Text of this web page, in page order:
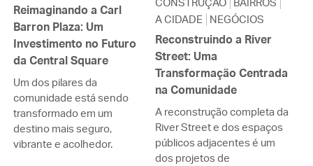
Reimaginando a Carl
Barron Plaza: Um
Investimento no Futuro
da Central Square
Um dos pilares da
comunidade está sendo
transformado em um
destino mais seguro,
vibrante e acolhedor.
CONSTRUÇÃO BAIRROS
A CIDADE NEGÓCIOS
Reconstruindo a River
Street: Uma
Transformação Centrada
na Comunidade
A reconstrução completa da
River Street e dos espaços
públicos adjacentes é um
dos projetos de